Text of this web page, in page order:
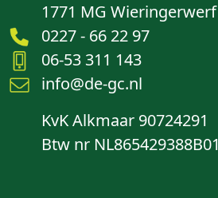
1771 MG Wieringerwerf
0227 - 66 22 97
06-53 311 143
info@de-gc.nl
KvK Alkmaar 90724291
Btw nr NL865429388B01